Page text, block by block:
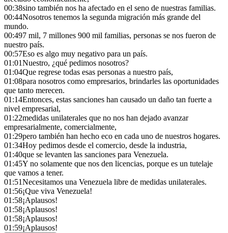
00:38sino también nos ha afectado en el seno de nuestras familias.
00:44Nosotros tenemos la segunda migración más grande del
mundo.
00:497 mil, 7 millones 900 mil familias, personas se nos fueron de
nuestro país.
00:57Eso es algo muy negativo para un país.
01:01Nuestro, ¿qué pedimos nosotros?
01:04Que regrese todas esas personas a nuestro país,
01:08para nosotros como empresarios, brindarles las oportunidades
que tanto merecen.
01:14Entonces, estas sanciones han causado un daño tan fuerte a
nivel empresarial,
01:22medidas unilaterales que no nos han dejado avanzar
empresarialmente, comercialmente,
01:29pero también han hecho eco en cada uno de nuestros hogares.
01:34Hoy pedimos desde el comercio, desde la industria,
01:40que se levanten las sanciones para Venezuela.
01:45Y no solamente que nos den licencias, porque es un tutelaje
que vamos a tener.
01:51Necesitamos una Venezuela libre de medidas unilaterales.
01:56¡Que viva Venezuela!
01:58¡Aplausos!
01:58¡Aplausos!
01:58¡Aplausos!
01:59¡Aplausos!